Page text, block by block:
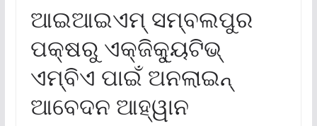
ଆଇଆଇଏମ୍ ସମ୍ବଲପୁର
ପକ୍ଷରୁ ଏକ୍‌ଜିକ୍ୟୁଟିଭ୍
ଏମ୍‌ବିଏ ପାଇଁ ଅନଲାଇନ୍
ଆବେଦନ ଆହ୍ୱାନ